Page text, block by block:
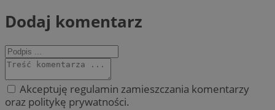
Dodaj komentarz
Akceptuję regulamin zamieszczania komentarzy
oraz politykę prywatności.